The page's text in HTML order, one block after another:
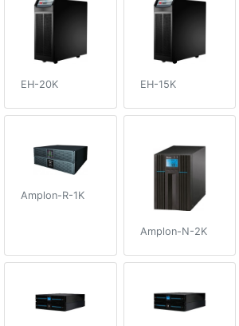
EH-20K
EH-15K
Amplon-R-1K
Amplon-N-2K